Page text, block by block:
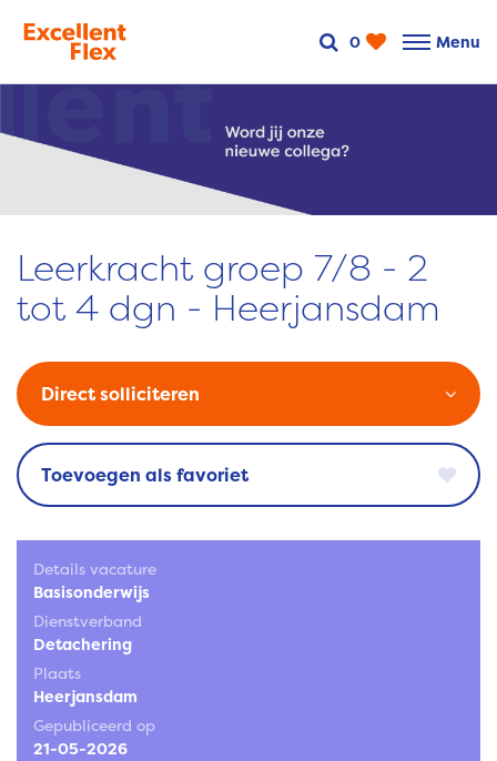
0 Menu
Leerkracht groep 7/8 - 2
tot 4 dgn - Heerjansdam
Direct solliciteren
favoriet
Details vacature
Basisonderwijs
Dienstverband
Detachering
Plaats
Heerjansdam
Gepubliceerd op
21-05-2026